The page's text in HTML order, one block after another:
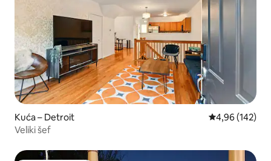
Kuća – Detroit Prosječna
4,96 (142)
Veliki šef